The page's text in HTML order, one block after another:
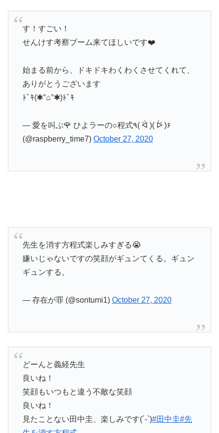
す！すごい！
せんけす考察ブーム来てほしいです❤️
始まる前から、ドキドキわくわくさせてくれて、
ありがとうございます
ﾄﾞｷ(✱°⌂°✱)ﾄﾞｷ
— 愛を叫ぶ🌹 ひよラーの○程式٩( ᐛ )( ᐖ )۶
(@raspberry_time7) October 27, 2020
先生を消す方程式楽しみすぎる😭
嫌いじゃないですの笑顔がギュンてくる。ギュン
ギュンする。
— 存在が罪 (@sontumi1) October 27, 2020
どーんと義経先生
良いね！
笑顔もいつもと違う不敵な笑顔
良いね！
見たことない田中圭、楽しみです(´-`)#田中圭#先